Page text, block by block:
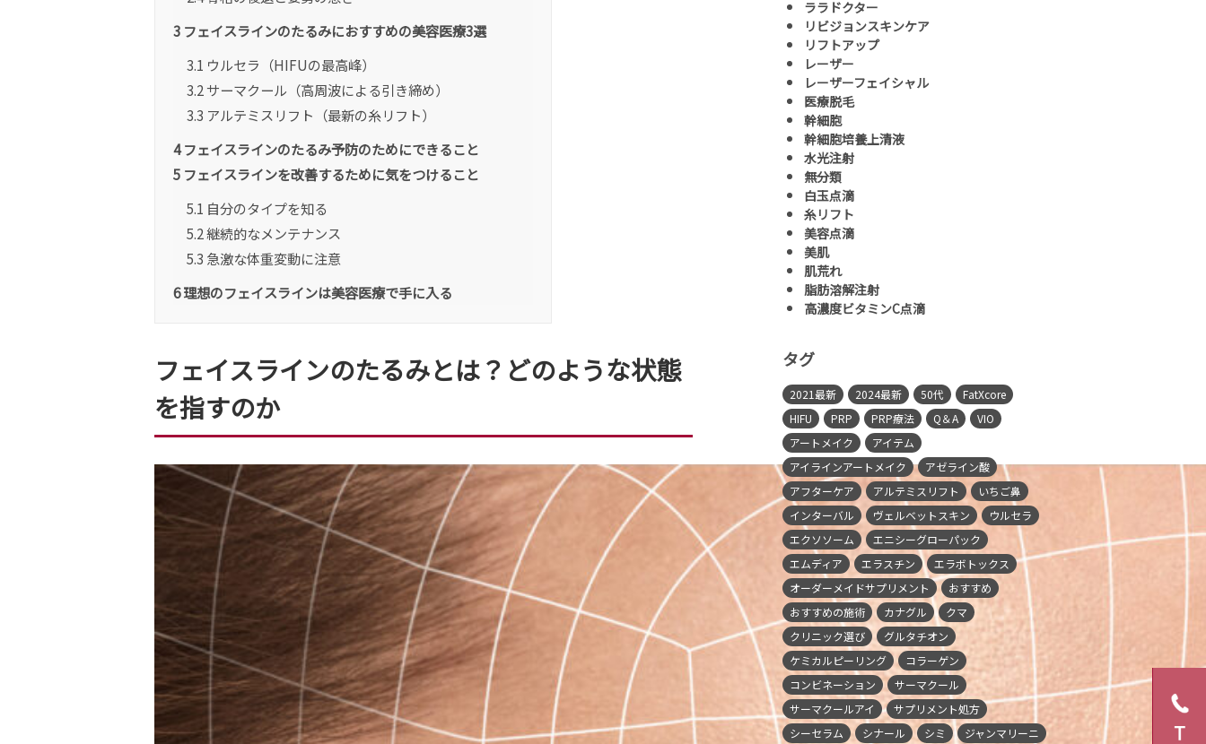
3 フェイスラインのたるみにおすすめの美容医療3選
3.1 ウルセラ（HIFUの最高峰）
3.2サーマクール（高周波による引き締め）
3.3 アルテミスリフト（最新の糸リフト）
4フェイスラインのたるみ予防のためにできること
5 フェイスラインを改善するために気をつけること
5.1 自分のタイプを知る
5.2継続的なメンテナンス
5.3 急激な体重変動に注意
6理想のフェイスラインは美容医療で手に入る
フェイスラインのたるみとは？どのような状態
を指すのか
ララドクター
リビジョンスキンケア
リフトアップ
レーザー
レーザーフェイシャル
医療脱毛
幹細胞
幹細胞培養上清液
水光注射
無分類
白玉点滴
糸リフト
美容点滴
美肌
肌荒れ
脂肪溶解注射
高濃度ビタミンC点滴
タグ
2021最新 2024最新 50代
FatXcore
HIFU
PRP PRP療法 Q＆A
VIO
アートメイク
アイテム
アイラインアートメイク
アゼライン酸
アフターケア
アルテミスリフト
いちご鼻
インターバル
ヴェルベットスキン
ウルセラ
エクソソーム
エニシーグローパック
エムディア
エラスチン
エラボトックス
オーダーメイドサプリメント
おすすめ
おすすめの施術
カナグル
クマ
クリニック選び
グルタチオン
ケミカルピーリング
コラーゲン
コンビネーション
サーマクール
サーマクールアイ
サプリメント処方
シーセラム
シナール シミ
ジャンマリーニ